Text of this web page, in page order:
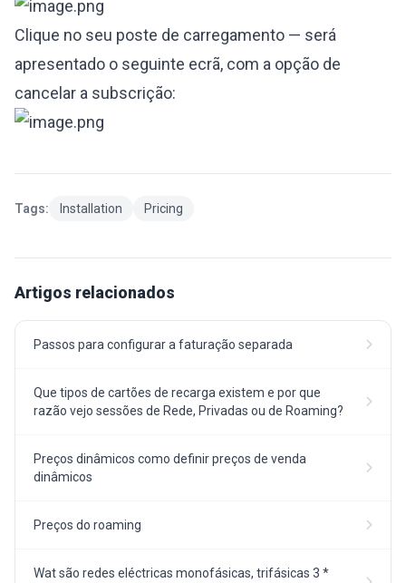
Clique no seu poste de carregamento — será
apresentado o seguinte ecrã, com a opção de
cancelar a subscrição:
Tags: Installation Pricing
Artigos relacionados
Passos para configurar a faturação separada
Que tipos de cartões de recarga existem e por que
razão vejo sessões de Rede, Privadas ou de Roaming?
Preços dinâmicos como definir preços de venda
dinâmicos
Preços do roaming
Wat são redes eléctricas monofásicas, trifásicas 3 *